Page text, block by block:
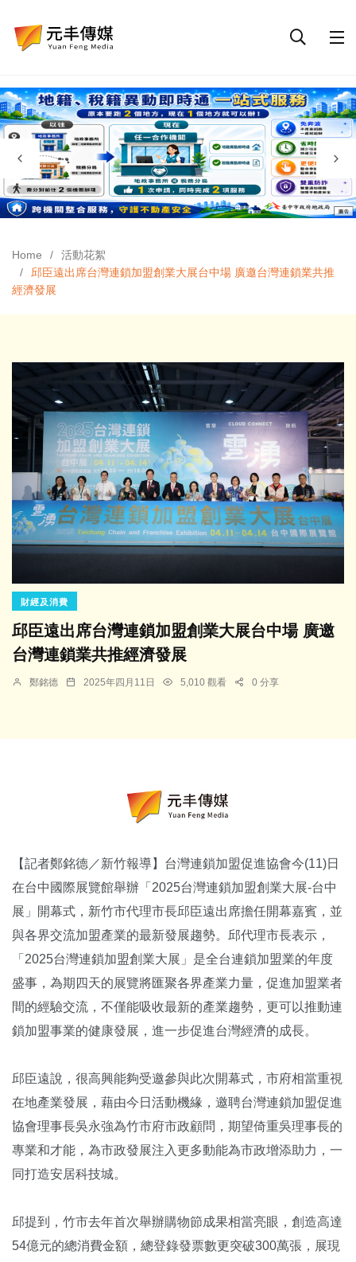
Home
活動花絮
邱臣遠出席台灣連鎖加盟創業大展台中場 廣邀台灣連鎖業共推
經濟發展
財經及消費
邱臣遠出席台灣連鎖加盟創業大展台中場 廣邀
台灣連鎖業共推經濟發展
鄭銘德 2025年四月11日 5,010 觀看 0 分享
【記者鄭銘德／新竹報導】台灣連鎖加盟促進協會今(11)日
在台中國際展覽館舉辦「2025台灣連鎖加盟創業大展-台中
展」開幕式，新竹市代理市長邱臣遠出席擔任開幕嘉賓，並
與各界交流加盟產業的最新發展趨勢。邱代理市長表示，
「2025台灣連鎖加盟創業大展」是全台連鎖加盟業的年度
盛事，為期四天的展覽將匯聚各界產業力量，促進加盟業者
間的經驗交流，不僅能吸收最新的產業趨勢，更可以推動連
鎖加盟事業的健康發展，進一步促進台灣經濟的成長。
邱臣遠說，很高興能夠受邀參與此次開幕式，市府相當重視
在地產業發展，藉由今日活動機緣，邀聘台灣連鎖加盟促進
協會理事長吳永強為竹市府市政顧問，期望倚重吳理事長的
專業和才能，為市政發展注入更多動能為市政增添助力，一
同打造安居科技城。
邱提到，竹市去年首次舉辦購物節成果相當亮眼，創造高達
54億元的總消費金額，總登錄發票數更突破300萬張，展現